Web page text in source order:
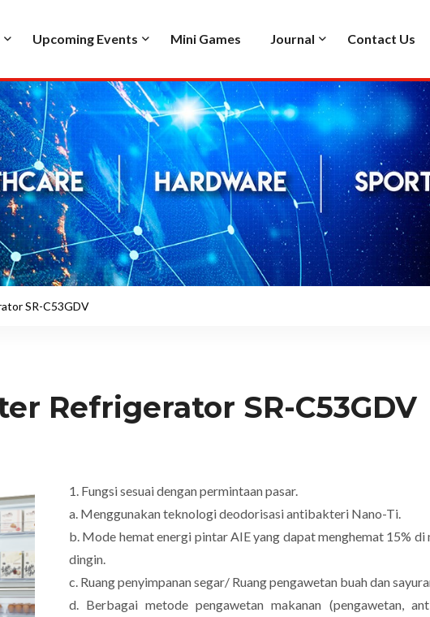
Upcoming Events Mini Games Journal Contact Us
SR-C53GDV
Refrigerator SR-C53GDV
1. Fungsi sesuai dengan permintaan pasar.
a. Menggunakan teknologi deodorisasi antibakteri Nano-Ti.
b. Mode hemat energi pintar AIE yang dapat menghemat 15% di
dingin.
c. Ruang penyimpanan segar/ Ruang pengawetan buah dan
d. Berbagai metode pengawetan makanan (pengawetan,